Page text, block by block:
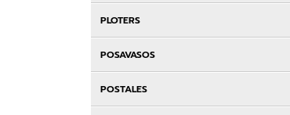
PLOTERS
POSAVASOS
POSTALES